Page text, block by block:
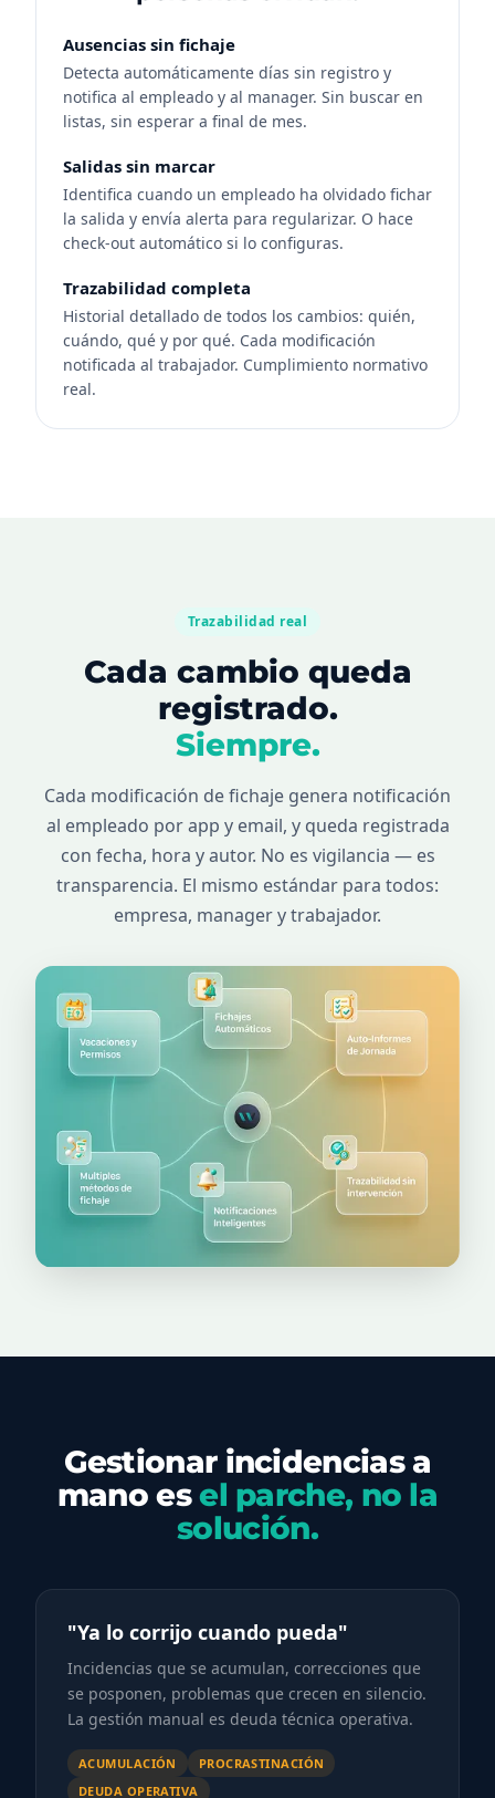
Ausencias sin fichaje
Detecta automáticamente días sin registro y
notifica al empleado y al manager. Sin buscar en
listas, sin esperar a final de mes.
Salidas sin marcar
Identifica cuando un empleado ha olvidado fichar
la salida y envía alerta para regularizar. O hace
check-out automático si lo configuras.
Trazabilidad completa
Historial detallado de todos los cambios: quién,
cuándo, qué y por qué. Cada modificación
notificada al trabajador. Cumplimiento normativo
real.
Trazabilidad real
Cada cambio queda
registrado.
Siempre.
Cada modificación de fichaje genera notificación
al empleado por app y email, y queda registrada
con fecha, hora y autor. No es vigilancia — es
transparencia. El mismo estándar para todos:
empresa, manager y trabajador.
Gestionar incidencias a
mano esel parche, no la
solución.
"Ya lo corrijo cuando pueda"
Incidencias que se acumulan, correcciones que
se posponen, problemas que crecen en silencio.
La gestión manual es deuda técnica operativa.
ACUMULACIÓN
PROCRASTINACIÓN
DEUDA OPERATIVA